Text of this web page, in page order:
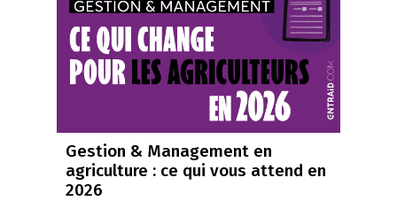
Gestion & Management en
agriculture : ce qui vous attend en
2026